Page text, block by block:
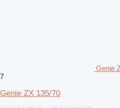
Genie
7
Genie ZX 135/70